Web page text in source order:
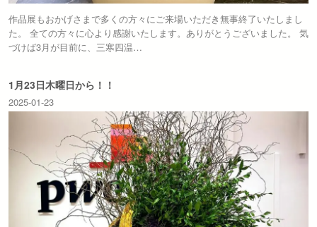
作品展もおかげさまで多くの方々にご来場いただき無事終了いたしまし
た。 全ての方々に心より感謝いたします。ありがとうございました。 気
づけば3月が目前に、三寒四温…
1月23日木曜日から！！
2025-01-23